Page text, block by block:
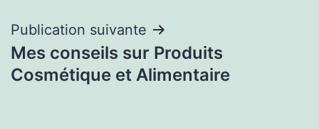
Publication suivante
Mes conseils sur Produits
Cosmétique et Alimentaire